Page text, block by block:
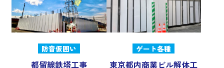
防音仮囲い
都留線鉄塔工事
ゲート各種
東京都内商業ビル解体工